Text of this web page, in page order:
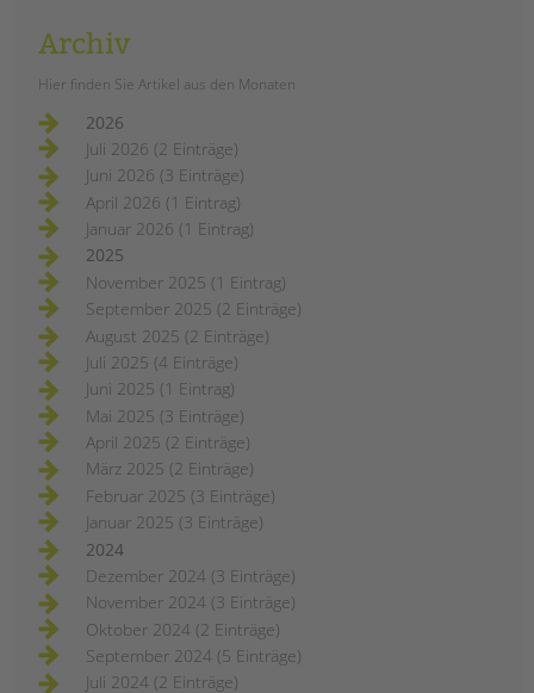
Archiv
Hier finden Sie Artikel aus den Monaten
2026
Juli 2026 (2 Einträge)
Juni 2026 (3 Einträge)
April 2026 (1 Eintrag)
Januar 2026 (1 Eintrag)
2025
November 2025 (1 Eintrag)
September 2025 (2 Einträge)
August 2025 (2 Einträge)
Juli 2025 (4 Einträge)
Juni 2025 (1 Eintrag)
Mai 2025 (3 Einträge)
April 2025 (2 Einträge)
März 2025 (2 Einträge)
Februar 2025 (3 Einträge)
Januar 2025 (3 Einträge)
2024
Dezember 2024 (3 Einträge)
November 2024 (3 Einträge)
Oktober 2024 (2 Einträge)
September 2024 (5 Einträge)
Juli 2024 (2 Einträge)